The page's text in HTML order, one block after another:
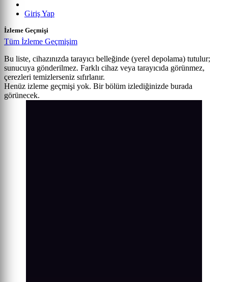
Giriş Yap
İzleme Geçmişi
Tüm İzleme Geçmişim
Bu liste, cihazınızda tarayıcı belleğinde (yerel depolama) tutulur;
sunucuya gönderilmez. Farklı cihaz veya tarayıcıda görünmez,
çerezleri temizlerseniz sıfırlanır.
Henüz izleme geçmişi yok. Bir bölüm izlediğinizde burada
görünecek.